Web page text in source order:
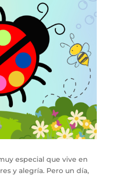
especial que vive en
y alegría. Pero un día,